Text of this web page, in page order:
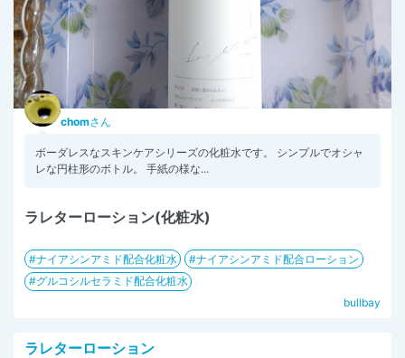
chomさん
ボーダレスなスキンケアシリーズの化粧水です。 シンプルでオシャ
レな円柱形のボトル。 手紙の様な...
ラレターローション(化粧水)
ナイアシンアミド配合化粧水
ナイアシンアミド配合ローション
グルコシルセラミド配合化粧水
bullbay
ラレターローション